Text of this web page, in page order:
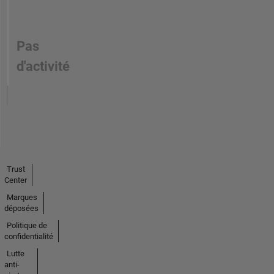
Pas
d'activité
Trust
Center
Marques
déposées
Politique de
confidentialité
Lutte
anti-